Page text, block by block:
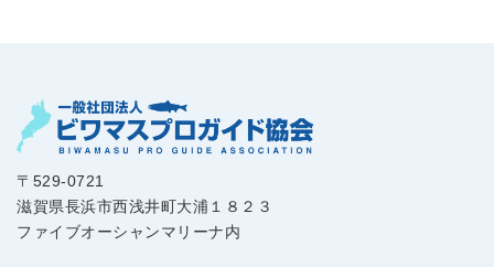
〒529-0721
滋賀県長浜市西浅井町大浦１８２３
ファイブオーシャンマリーナ内